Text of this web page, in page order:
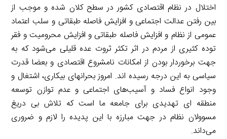
اختلال در نظام اقتصادی کشور در سطح کلان شده و موجب از
بین رفتن عدالت اجتماعی و افزایش فاصله طبقاتی و سلب اعتماد
عمومی از نظام و افزایش فاصله طبقاتی و افزایش محرومیت و فقر
توده کثیری از مردم در اثر تکثر ثروت عده قلیلی می‌شود که به
جهت برخوردار بودن از امکانات نامشروع اقتصادی و بعضا قدرت
سیاسی به این درجه رسیده اند. امروز بحرانهای بیکاری، اشتغال و
وجود انواع فساد و آسیب‌های اجتماعی و عدم توازن توسعه
منطقه ای تهدیدی برای جامعه ما است که تلاش بی دریغ
مسوولان نظام در جهت مبارزه با این پدیده را لازم و ضروری
می‌داند.